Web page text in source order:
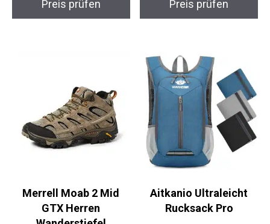
YSENTO TrekLite
Damen Funktionsjacke
Garmin eTrex 32x
Outdoor-GPS
Preis prüfen